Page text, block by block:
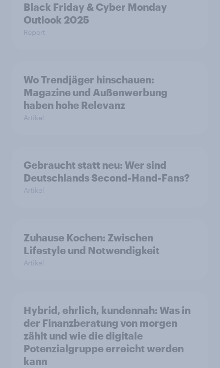
Black Friday & Cyber Monday
Outlook 2025
Report
Wo Trendjäger hinschauen:
Magazine und Außenwerbung
haben hohe Relevanz
Artikel
Gebraucht statt neu: Wer sind
Deutschlands Second-Hand-Fans?
Artikel
Zuhause Kochen: Zwischen
Lifestyle und Notwendigkeit
Artikel
Hybrid, ehrlich, kundennah: Was in
der Finanzberatung von morgen
zählt und wie die digitale
Potenzialgruppe erreicht werden
kann